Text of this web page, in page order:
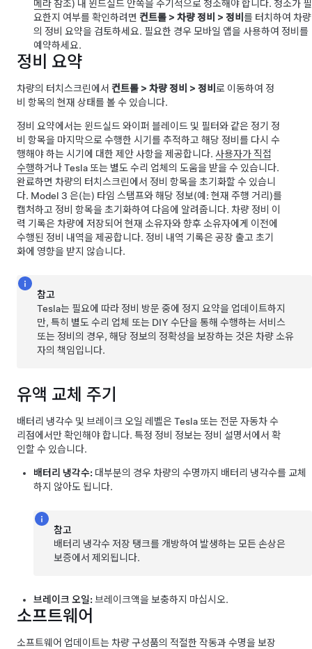
메라 참조) 내 윈드실드 안쪽을 주기적으로 청소해야 합니다. 청소가 필
요한지 여부를 확인하려면 컨트롤 > 차량 정비 > 정비 를 터치하여 차량
의 정비 요약을 검토하세요. 필요한 경우 모바일 앱을 사용하여 정비를
예약하세요.
정비 요약
차량의 터치스크린에서 컨트롤 > 차량 정비 > 정비 로 이동하여 정
비 항목의 현재 상태를 볼 수 있습니다.
정비 요약에서는 윈드실드 와이퍼 블레이드 및 필터와 같은 정기 정
비 항목을 마지막으로 수행한 시기를 추적하고 해당 정비를 다시 수
행해야 하는 시기에 대한 제안 사항을 제공합니다. 사용자가 직접
수행하거나 Tesla 또는 별도 수리 업체의 도움을 받을 수 있습니다.
완료하면 차량의 터치스크린에서 정비 항목을 초기화할 수 있습니
다. Model 3 은(는) 타임 스탬프와 해당 정보(예: 현재 주행 거리)를
캡처하고 정비 항목을 초기화하여 다음에 알려줍니다. 차량 정비 이
력 기록은 차량에 저장되어 현재 소유자와 향후 소유자에게 이전에
수행된 정비 내역을 제공합니다. 정비 내역 기록은 공장 출고 초기
화에 영향을 받지 않습니다.
참고
Tesla는 필요에 따라 정비 방문 중에 정지 요약을 업데이트하지
만, 특히 별도 수리 업체 또는 DIY 수단을 통해 수행하는 서비스
또는 정비의 경우, 해당 정보의 정확성을 보장하는 것은 차량 소유
자의 책임입니다.
유액 교체 주기
배터리 냉각수 및 브레이크 오일 레벨은Tesla 또는 전문 자동차 수
리점 에서만 확인해야 합니다. 특정 정비 정보는 정비 설명서에서 확
인할 수 있습니다.
배터리 냉각수: 대부분의 경우 차량의 수명까지 배터리 냉각수를 교체
하지 않아도 됩니다.
참고
배터리 냉각수 저장 탱크를 개방하여 발생하는 모든 손상은
보증에서 제외됩니다.
브레이크 오일: 브레이크액을 보충하지 마십시오.
소프트웨어
소프트웨어 업데이트는 차량 구성품의 적절한 작동과 수명을 보장